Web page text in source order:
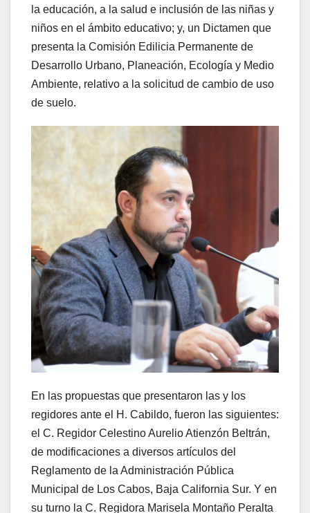
la educación, a la salud e inclusión de las niñas y
niños en el ámbito educativo; y, un Dictamen que
presenta la Comisión Edilicia Permanente de
Desarrollo Urbano, Planeación, Ecología y Medio
Ambiente, relativo a la solicitud de cambio de uso
de suelo.
En las propuestas que presentaron las y los
regidores ante el H. Cabildo, fueron las siguientes:
el C. Regidor Celestino Aurelio Atienzón Beltrán,
de modificaciones a diversos artículos del
Reglamento de la Administración Pública
Municipal de Los Cabos, Baja California Sur. Y en
su turno la C. Regidora Marisela Montaño Peralta